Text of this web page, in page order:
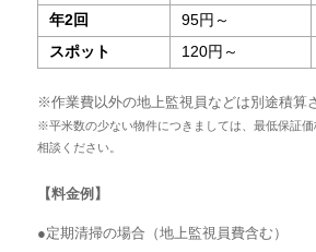
年2回
95円～
スポット
120円～
※作業費以外の地上監視員などは別途積算
※平米数の少ない物件につきましては、最低保証
相談ください。
【料金例】
●定期清掃の場合（地上監視員費含む）